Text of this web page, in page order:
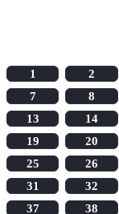
1
2
7
8
13
14
19
20
25
26
31
32
37
38